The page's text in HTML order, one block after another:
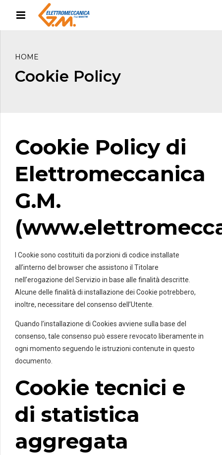
HOME
Cookie Policy
Cookie Policy di
Elettromeccanica
G.M.
I Cookie sono costituiti da porzioni di codice installate
all’interno del browser che assistono il Titolare
nell’erogazione del Servizio in base alle finalità descritte.
Alcune delle finalità di installazione dei Cookie potrebbero,
inoltre, necessitare del consenso dell’Utente.
Quando l’installazione di Cookies avviene sulla base del
consenso, tale consenso può essere revocato liberamente in
ogni momento seguendo le istruzioni contenute in questo
documento.
Cookie tecnici e
di statistica
aggregata